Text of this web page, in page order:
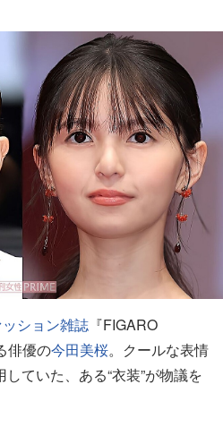
ション雑誌 『FIGARO
俳優の今田美桜。クールな表情
ていた、ある“衣装”が物議を